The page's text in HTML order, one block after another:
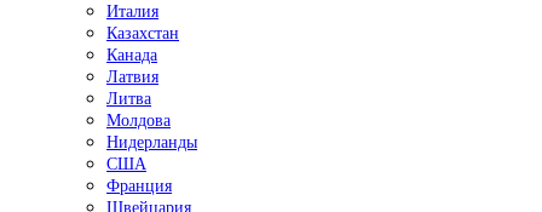
Италия
Казахстан
Канада
Латвия
Литва
Молдова
Нидерланды
США
Франция
Швейцария